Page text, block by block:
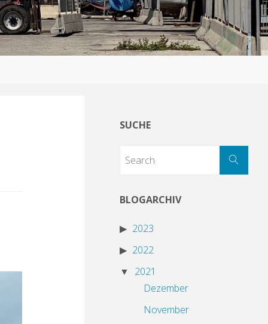
SUCHE
BLOGARCHIV
2023
2022
2021
Dezember
November